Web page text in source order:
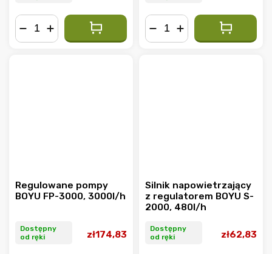
Regulowane pompy
BOYU FP-3000, 3000l/h
Dostępny
od ręki
zł174,83
Silnik napowietrzający
z regulatorem BOYU S-
2000, 480l/h
Dostępny
od ręki
zł62,83